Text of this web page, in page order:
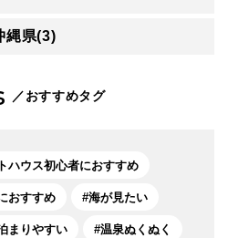
縄県(3)
／おすすめタグ
ハウス初心者におすすめ
おすすめ 海が見たい
まりやすい 温泉ぬくぬく